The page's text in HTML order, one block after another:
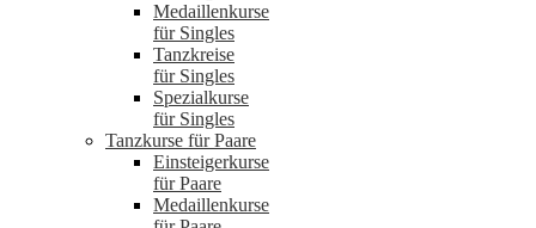
Medaillenkurse
für Singles
Tanzkreise
für Singles
Spezialkurse
für Singles
Tanzkurse für Paare
Einsteigerkurse
für Paare
Medaillenkurse